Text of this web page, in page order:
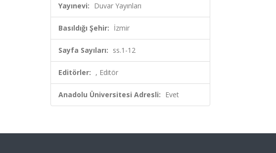
Yayınevi: Duvar Yayınları
Basıldığı Şehir: İzmir
Sayfa Sayıları: ss.1-12
Editörler: , Editör
Anadolu Üniversitesi Adresli: Evet